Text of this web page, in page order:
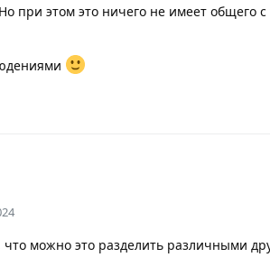
при этом это ничего не имеет общего с
можно это разделить различными